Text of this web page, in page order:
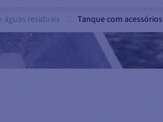
residuais Tanque com acessórios